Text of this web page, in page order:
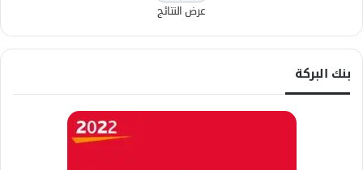
عرض النتائج
بنك البركة